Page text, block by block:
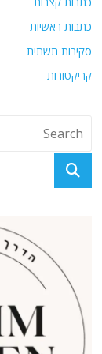
כתבות ראשיות
סקירות תשתית
קריקטורות